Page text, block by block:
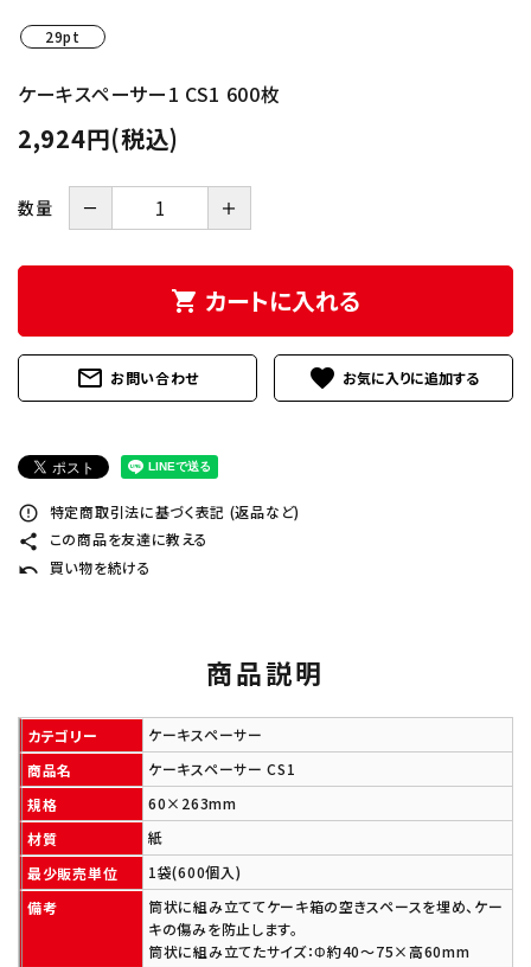
29pt
ケーキスペーサー1 CS1 600枚
2,924円(税込)
数量 － ＋
shopping_cart カートに入れる
mail_outline お問い合わせ favorite
error_outline 特定商取引法に基づく表記 (返品など)
share この商品を友達に教える
undo 買い物を続ける
商品説明
カテゴリー
ケーキスペーサー
商品名
ケーキスペーサー CS1
規格
60×263mm
材質
紙
最少販売単位
1袋(600個入)
備考
筒状に組み立ててケーキ箱の空きスペースを埋め、ケー
キの傷みを防止します。
筒状に組み立てたサイズ：Φ約40～75×高60mm